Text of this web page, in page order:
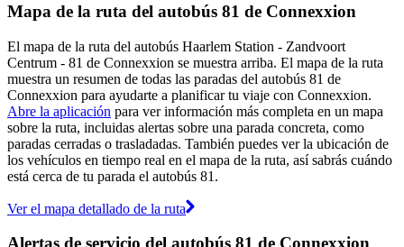
Mapa de la ruta del autobús 81 de Connexxion
El mapa de la ruta del autobús Haarlem Station - Zandvoort
Centrum - 81 de Connexxion se muestra arriba. El mapa de la ruta
muestra un resumen de todas las paradas del autobús 81 de
Connexxion para ayudarte a planificar tu viaje con Connexxion.
Abre la aplicación para ver información más completa en un mapa
sobre la ruta, incluidas alertas sobre una parada concreta, como
paradas cerradas o trasladadas. También puedes ver la ubicación de
los vehículos en tiempo real en el mapa de la ruta, así sabrás cuándo
está cerca de tu parada el autobús 81.
Ver el mapa detallado de la ruta